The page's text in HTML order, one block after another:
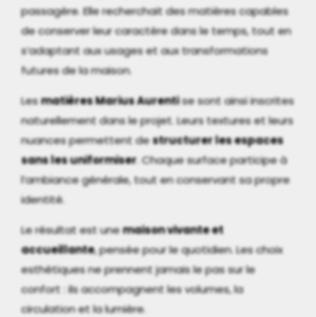
passagère. Elle recherchait des matières capables
de conserver leur caractère dans le temps, tout en
s’adaptant aux usages et aux transformations
futures de la maison.
Lesmatières Marius Aurentise sont ainsi inscrites
naturellement dans le projet. Leurs textures et leurs
nuances permettent destructurer les espaces
sans les uniformiser . Chaque surface participe à
l’ambiance générale, tout en conservant sa propre
identité.
Le résultat est unemaison vivante et
accueillante, pensée pour le quotidien. Les choix
esthétiques ne prennent jamais le pas sur le
confort : ils accompagnent les volumes, la
circulation et la lumière.